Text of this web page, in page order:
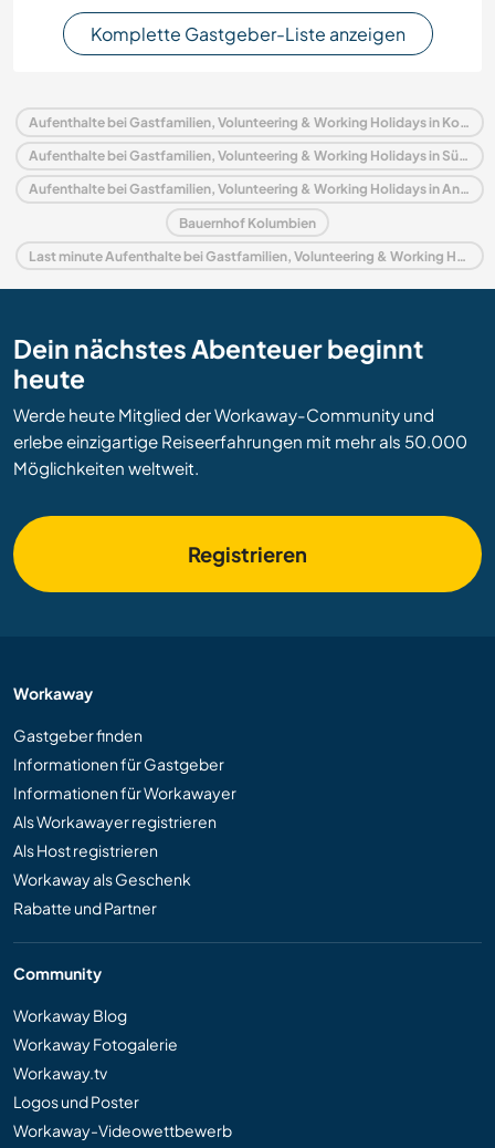
Komplette Gastgeber-Liste anzeigen
Aufenthalte bei Gastfamilien, Volunteering & Working Holidays in Kolumbien
Aufenthalte bei Gastfamilien, Volunteering & Working Holidays in Südamerika
Aufenthalte bei Gastfamilien, Volunteering & Working Holidays in Anden
Bauernhof Kolumbien
Last minute Aufenthalte bei Gastfamilien, Volunteering & Working Holidays in Kolumbien
Dein nächstes Abenteuer beginnt
heute
Werde heute Mitglied der Workaway-Community und
erlebe einzigartige Reiseerfahrungen mit mehr als 50.000
Möglichkeiten weltweit.
Registrieren
Workaway
Gastgeber finden
Informationen für Gastgeber
Informationen für Workawayer
Als Workawayer registrieren
Als Host registrieren
Workaway als Geschenk
Rabatte und Partner
Community
Workaway Blog
Workaway Fotogalerie
Workaway.tv
Logos und Poster
Workaway-Videowettbewerb